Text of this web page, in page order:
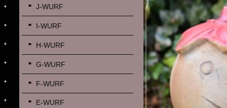
J-WURF
I-WURF
H-WURF
G-WURF
F-WURF
E-WURF